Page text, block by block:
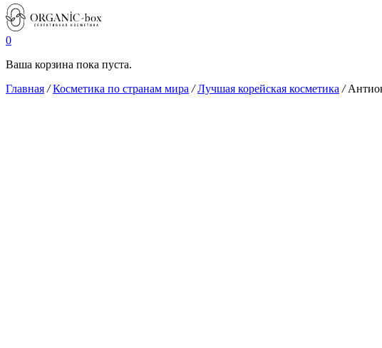
0
Ваша корзина пока пуста.
Главная /Косметика по странам мира /Лучшая корейская косметика /